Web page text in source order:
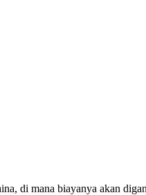
di mana biayanya akan